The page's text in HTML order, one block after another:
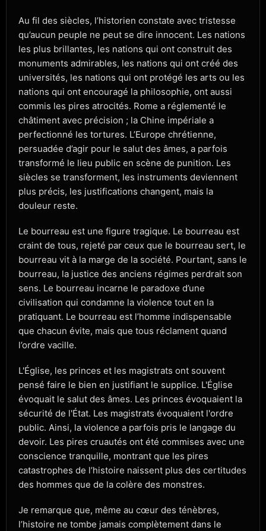
Au fil des siècles, l’historien constate avec tristesse
qu’aucun peuple ne peut se dire innocent. Les nations
les plus brillantes, les nations qui ont construit des
monuments admirables, les nations qui ont créé des
universités, les nations qui ont protégé les arts ou les
nations qui ont encouragé la philosophie, ont aussi
commis les pires atrocités. Rome a réglementé le
châtiment avec précision ; la Chine impériale a
perfectionné les tortures. L’Europe chrétienne,
persuadée d’agir pour le salut des âmes, a parfois
transformé le lieu public en scène de punition. Les
siècles se transforment, les instruments deviennent
plus précis, les justifications changent, mais la
douleur reste.
Le bourreau est une figure tragique. Le bourreau est
craint de tous, rejeté par ceux que le bourreau sert, le
bourreau vit à la marge de la société. Pourtant, sans le
bourreau, la justice des anciens régimes perdrait son
sens. Le bourreau incarne le paradoxe d’une
civilisation qui condamne la violence tout en la
pratiquant. Le bourreau est l’homme indispensable
que chacun évite, mais que tous réclament quand
l’ordre vacille.
L'Église, les princes et les magistrats ont souvent
pensé faire le bien en justifiant le supplice. L'Église
évoquait le salut des âmes. Les princes évoquaient la
sécurité de l'État. Les magistrats évoquaient l'ordre
public. Ainsi, la violence a parfois pris le langage du
devoir. Les pires cruautés ont été commises avec une
conscience tranquille, montrant que les pires
catastrophes de l’histoire naissent plus des certitudes
des hommes que de la colère des monstres.
Je remarque que, même au cœur des ténèbres,
l’histoire ne tombe jamais complètement dans le